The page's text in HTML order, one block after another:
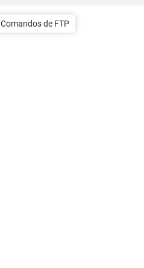
Comandos de FTP